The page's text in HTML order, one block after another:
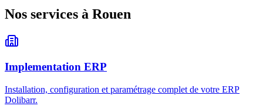
Nos services à Rouen
Implementation ERP
Installation, configuration et paramétrage complet de votre ERP
Dolibarr.